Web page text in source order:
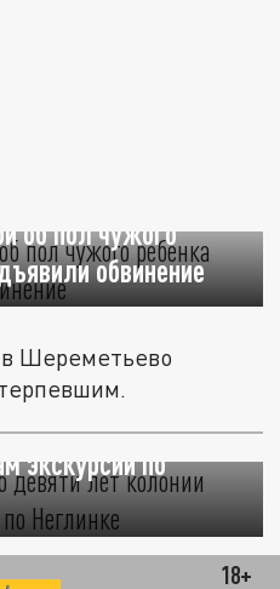
18+
об пол чужого
обвинение
Шереметьево
девяти лет
экскурсии по